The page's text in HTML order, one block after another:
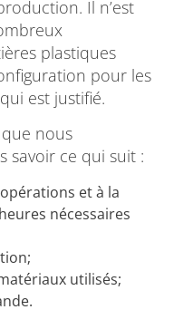
Il n’est
plastiques
pour les
est justifié.
nous
savoir ce qui suit :
et à la
nécessaires
utilisés;